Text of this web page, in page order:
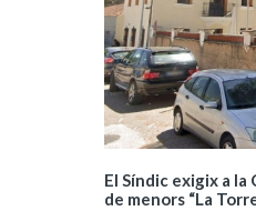
El Síndic exigix a
de menors “La